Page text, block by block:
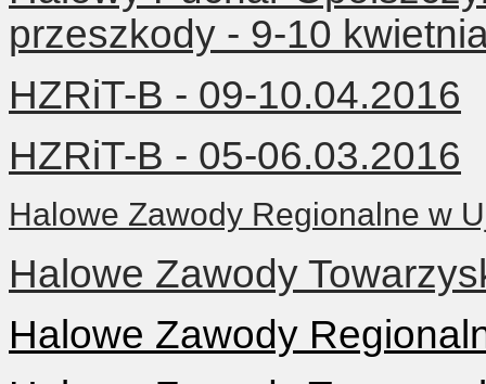
przeszkody - 9-10
HZRiT-B - 09-10.04.2016
HZRiT-B - 05-06.03.2016
Halowe Zawody Regionalne w
Halowe Zawody
Halowe Zawody